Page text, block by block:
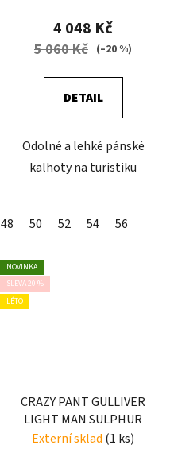
4 048 Kč
5 060 Kč (–20 %)
DETAIL
Odolné a lehké pánské
kalhoty na turistiku
48 50 52 54 56
NOVINKA
SLEVA 20 %
LÉTO
CRAZY PANT GULLIVER
LIGHT MAN SULPHUR
Externí sklad (1 ks)